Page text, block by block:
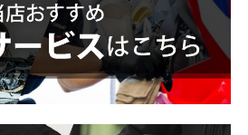
横浜緑
船橋
姫路
西宮甲子園